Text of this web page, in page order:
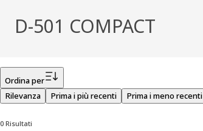
D-501 COMPACT
Ordina per
Rilevanza
Prima i più recenti Prima i meno recenti
0 Risultati